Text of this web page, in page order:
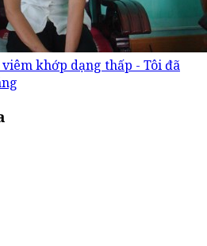
viêm khớp dạng thấp - Tôi đã